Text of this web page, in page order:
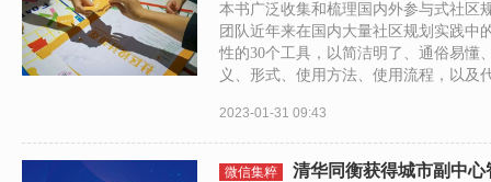
本书广泛收集和梳理国内外参与式社区
团队近年来在国内大量社区规划实践中
性的30个工具，以简洁明了、通俗易懂
义、形式、使用方法、使用流程，以及
2023-01-31 09:43
微信集粹
清华同衡获得城市副中